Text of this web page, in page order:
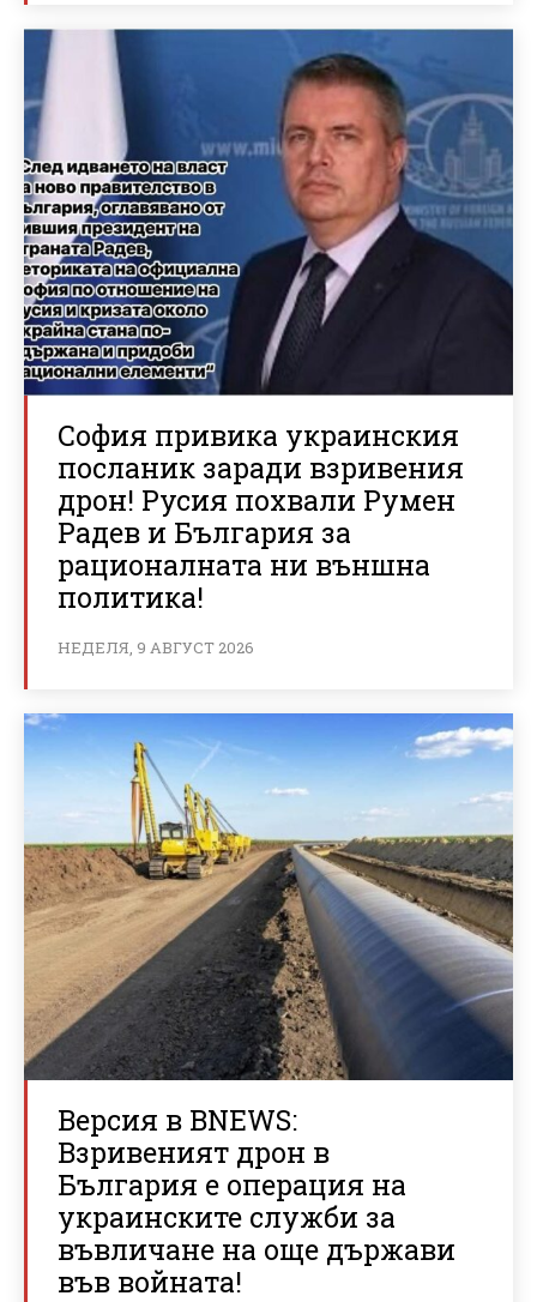
София привика украинския
посланик заради взривения
дрон! Русия похвали Румен
Радев и България за
рационалната ни външна
политика!
НЕДЕЛЯ, 9 АВГУСТ 2026
Версия в BNEWS:
Взривеният дрон в
България е операция на
украинските служби за
въвличане на още държави
във войната!